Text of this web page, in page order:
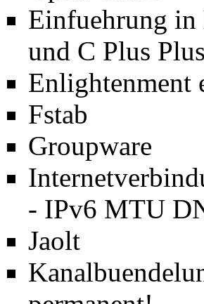
Einfuehrung
und C Plus Plus
Enlightenment
Fstab
Groupware
- IPv6 MTU
Jaolt